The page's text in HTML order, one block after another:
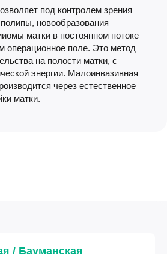
под контролем зрения
новообразования
матки в постоянном потоке
поле. Это метод
на полости матки, с
энергии. Малоинвазивная
через естественное
матки.
/ Бауманская